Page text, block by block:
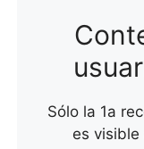
Sólo la 1a
es